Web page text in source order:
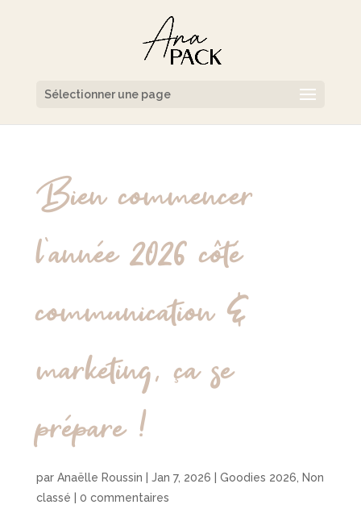
Sélectionner une page
Bien commencer
l’année 2026 côté
communication &
marketing, ça se
prépare !
par Anaëlle Roussin Jan 7, 2026 Goodies 2026
Non
classé
0 commentaires